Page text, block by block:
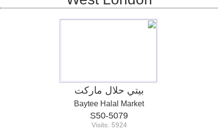
بيتي حلال ماركت
Baytee Halal Market
S50-5079
Visits: 5924